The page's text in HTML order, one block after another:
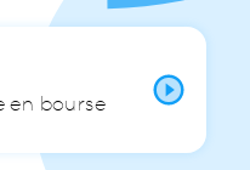
en bourse